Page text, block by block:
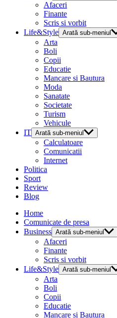
Afaceri
Finante
Scris si vorbit
Life&Style Arată sub-meniul
Arta
Boli
Copii
Educatie
Mancare si Bautura
Moda
Sanatate
Societate
Turism
Vehicule
IT Arată sub-meniul
Calculatoare
Comunicatii
Internet
Politica
Sport
Review
Blog
Home
Comunicate de presa
Business Arată sub-meniul
Afaceri
Finante
Scris si vorbit
Life&Style Arată sub-meniul
Arta
Boli
Copii
Educatie
Mancare si Bautura